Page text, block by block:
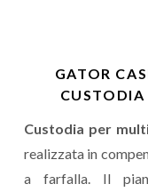
GATOR
Custodia per
realizzata in
a farfalla. Il